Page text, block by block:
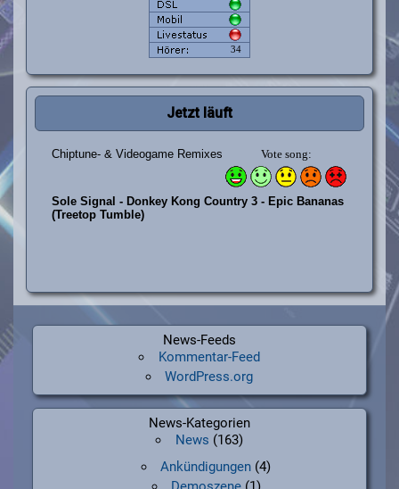
Jetzt läuft
News-Feeds
Kommentar-Feed
WordPress.org
News-Kategorien
News (163)
Ankündigungen (4)